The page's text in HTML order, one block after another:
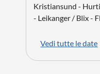
Kristiansund -
- Leikanger / Blix -
Vedi tutte le date